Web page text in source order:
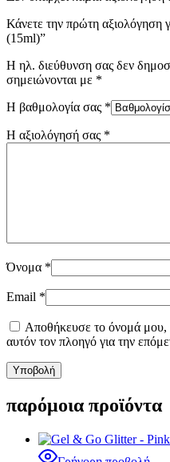
Κάνετε την πρώτη αξιολόγηση
(15ml)”
Η ηλ. διεύθυνση σας δεν
σημειώνονται με *
Η βαθμολογία σας *
Η αξιολόγησή σας *
Όνομα *
Email *
Αποθήκευσε το όνομά μου,
αυτόν τον πλοηγό για την
παρόμοια προϊόντα